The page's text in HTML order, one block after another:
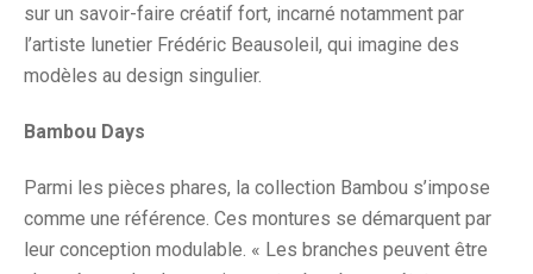
sur un savoir-faire créatif fort, incarné notamment par
l’artiste lunetier Frédéric Beausoleil, qui imagine des
modèles au design singulier.
Bambou Days
Parmi les pièces phares, la collection Bambou s’impose
comme une référence. Ces montures se démarquent par
leur conception modulable. « Les branches peuvent être